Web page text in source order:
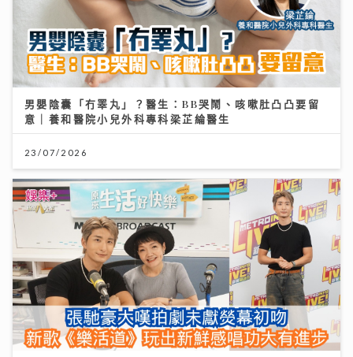
男嬰陰囊「冇睪丸」？醫生：BB哭鬧、咳嗽肚凸凸要留
意｜養和醫院小兒外科專科梁芷綸醫生
23/07/2026